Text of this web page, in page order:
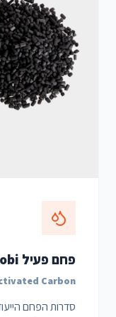
פחם פעיל Jacobi
Carbon